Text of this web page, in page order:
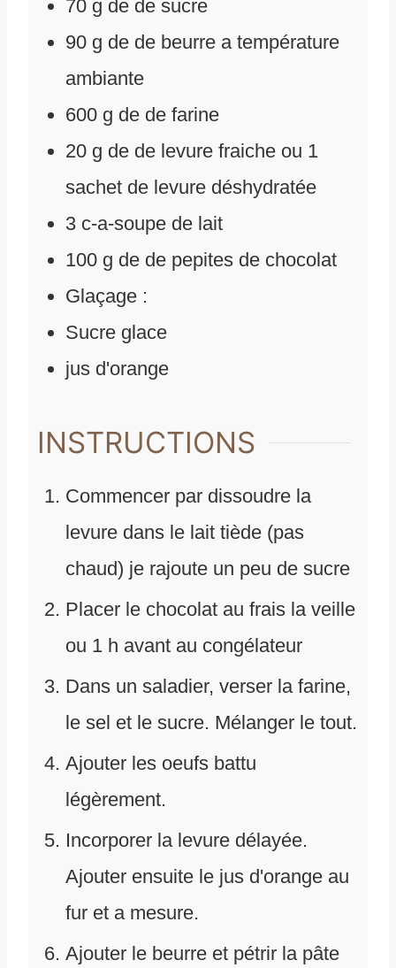
70 g de de sucre
90 g de de beurre a température
ambiante
600 g de de farine
20 g de de levure fraiche ou 1
sachet de levure déshydratée
3 c-a-soupe de lait
100 g de de pepites de chocolat
Glaçage :
Sucre glace
jus d'orange
INSTRUCTIONS
Commencer par dissoudre la
levure dans le lait tiède (pas
chaud) je rajoute un peu de sucre
Placer le chocolat au frais la veille
ou 1 h avant au congélateur
Dans un saladier, verser la farine,
le sel et le sucre. Mélanger le tout.
Ajouter les oeufs battu
légèrement.
Incorporer la levure délayée.
Ajouter ensuite le jus d'orange au
fur et a mesure.
Ajouter le beurre et pétrir la pâte